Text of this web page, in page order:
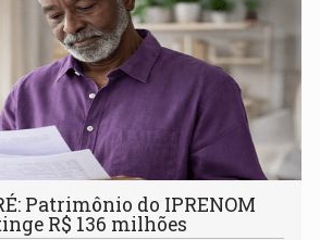
Patrimônio do IPRENOM
R$ 136 milhões